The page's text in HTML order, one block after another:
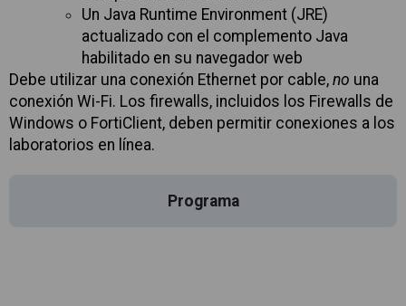
Programa
Un Java Runtime Environment (JRE)
actualizado con el complemento Java
habilitado en su navegador web
Debe utilizar una conexión Ethernet por cable, no una
conexión Wi-Fi. Los firewalls, incluidos los Firewalls de
Windows o FortiClient, deben permitir conexiones a los
laboratorios en línea.